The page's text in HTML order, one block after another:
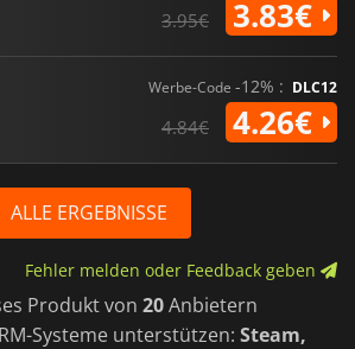
3.95€ 3.83€
Werbe-Code -12% : DLC12
4.84€ 4.26€
ALLE ERGEBNISSE
Fehler melden oder Feedback geben
Produkt von 20Anbietern
Systeme unterstützen: Steam,